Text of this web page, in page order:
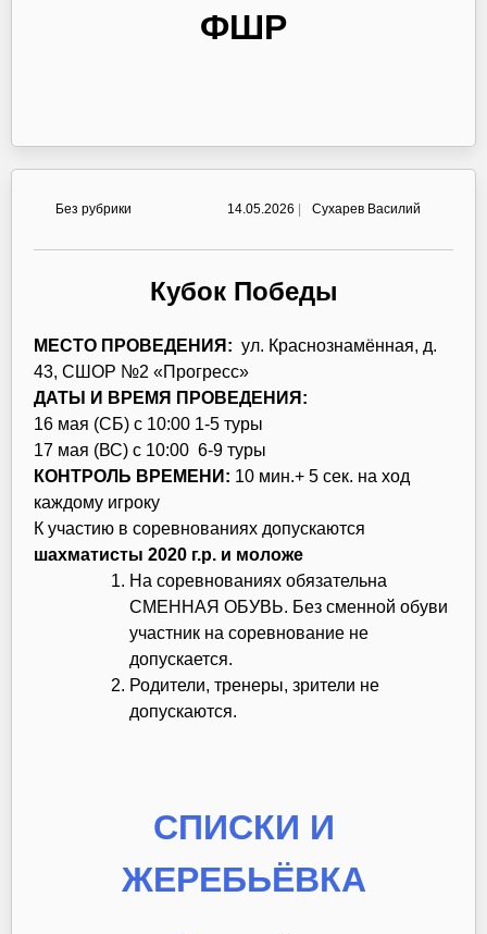
ФШР
Без рубрики 14.05.2026 Сухарев Василий
Кубок Победы
МЕСТО ПРОВЕДЕНИЯ: ул. Краснознамённая, д.
43, СШОР №2 «Прогресс»
ДАТЫ И ВРЕМЯ ПРОВЕДЕНИЯ:
16 мая (СБ) с 10:00 1-5 туры
17 мая (ВС) с 10:00 6-9 туры
КОНТРОЛЬ ВРЕМЕНИ: 10 мин.+ 5 сек. на ход
каждому игроку
К участию в соревнованиях допускаются
шахматисты 2020 г.р. и моложе
На соревнованиях обязательна
СМЕННАЯ ОБУВЬ. Без сменной обуви
участник на соревнование не
допускается.
Родители, тренеры, зрители не
допускаются.
СПИСКИ И
ЖЕРЕБЬЁВКА